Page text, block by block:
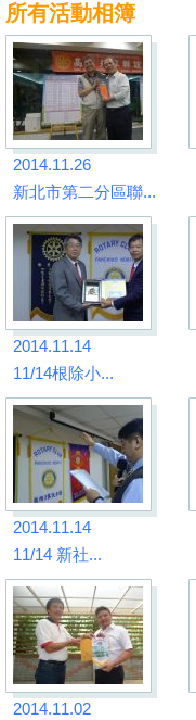
所有活動相簿
2014.11.26
新北市第二分區聯...
2014.11.14
11/14根除小...
2014.11.14
11/14 新社...
2014.11.02